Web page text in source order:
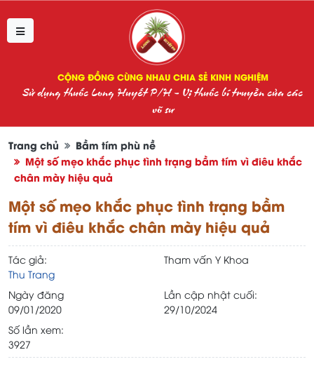
CỘNG ĐỒNG CÙNG NHAU CHIA SẺ KINH NGHIỆM
Sử dụng thuốc Long Huyết P/H - Vị thuốc bí truyền của các
võ sư
Trang chủ
Bầm tím phù nề
Một số mẹo khắc phục tình trạng bầm tím vì điêu khắc
chân mày hiệu quả
Một số mẹo khắc phục tình trạng bầm
tím vì điêu khắc chân mày hiệu quả
Tác giả:
Thu Trang
Tham vấn Y Khoa
Ngày đăng
09/01/2020
Lần cập nhật cuối:
29/10/2024
Số lần xem:
3927